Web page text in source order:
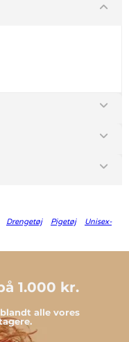
Drengetøj Pigetøj
Unisex-
1.000 kr.
alle vores